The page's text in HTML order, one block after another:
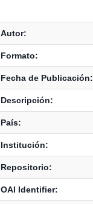
Autor:
Formato:
Fecha de Publicación:
Descripción:
País:
Institución:
Repositorio:
OAI Identifier: